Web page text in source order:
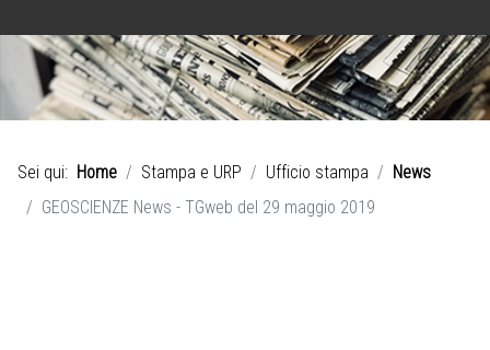
Sei qui: Home Stampa e URP Ufficio stampa
News
GEOSCIENZE News - TGweb del 29 maggio 2019